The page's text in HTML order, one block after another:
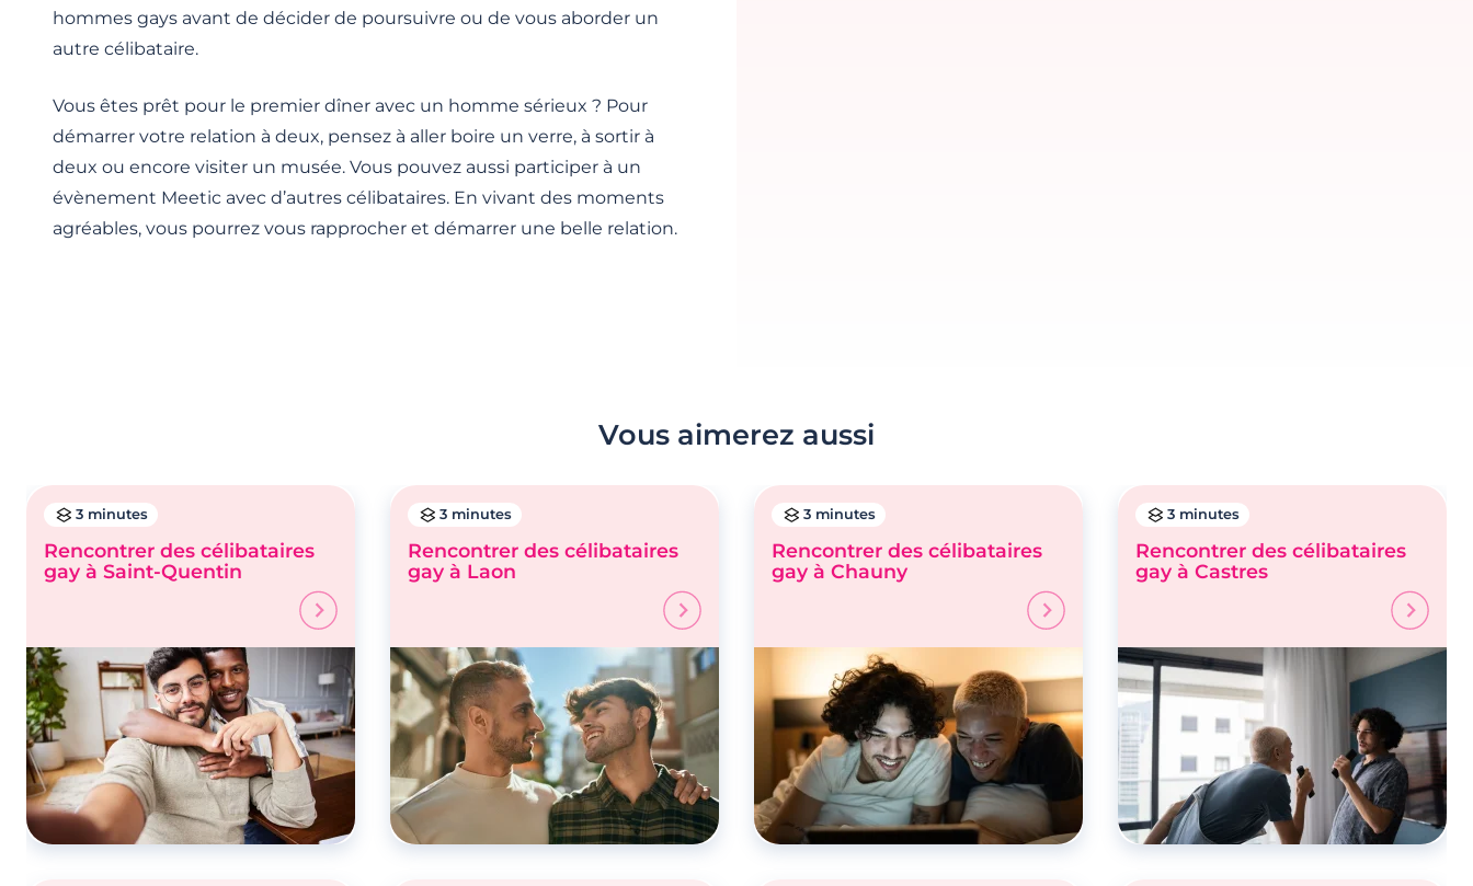
hommes gays avant de décider de poursuivre ou de vous aborder un
autre célibataire.
Vous êtes prêt pour le premier dîner avec un homme sérieux ? Pour
démarrer votre relation à deux, pensez à aller boire un verre, à sortir à
deux ou encore visiter un musée. Vous pouvez aussi participer à un
évènement Meetic avec d’autres célibataires. En vivant des moments
agréables, vous pourrez vous rapprocher et démarrer une belle relation.
Vous aimerez aussi
3 minutes
Rencontrer des célibataires
gay à Saint-Quentin
3 minutes
Rencontrer des célibataires
gay à Laon
3 minutes
Rencontrer des célibataires
gay à Chauny
3 minutes
Rencontrer des célibataires
gay à Castres